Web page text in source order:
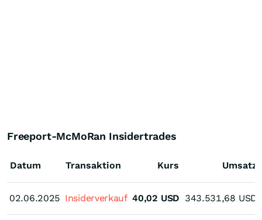
Freeport-McMoRan Insidertrades
Datum
02.06.2025
Transaktion Kurs Umsatz
02.06.2025 Insiderverkauf 40,02 USD 343.531,68 USD